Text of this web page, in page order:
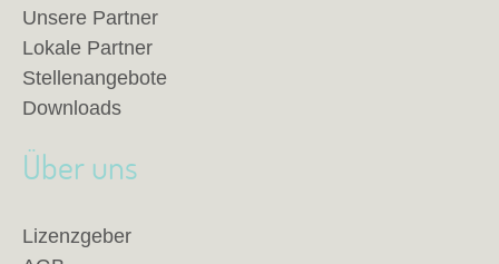
Unsere Partner
Lokale Partner
Stellenangebote
Downloads
Über uns
Lizenzgeber